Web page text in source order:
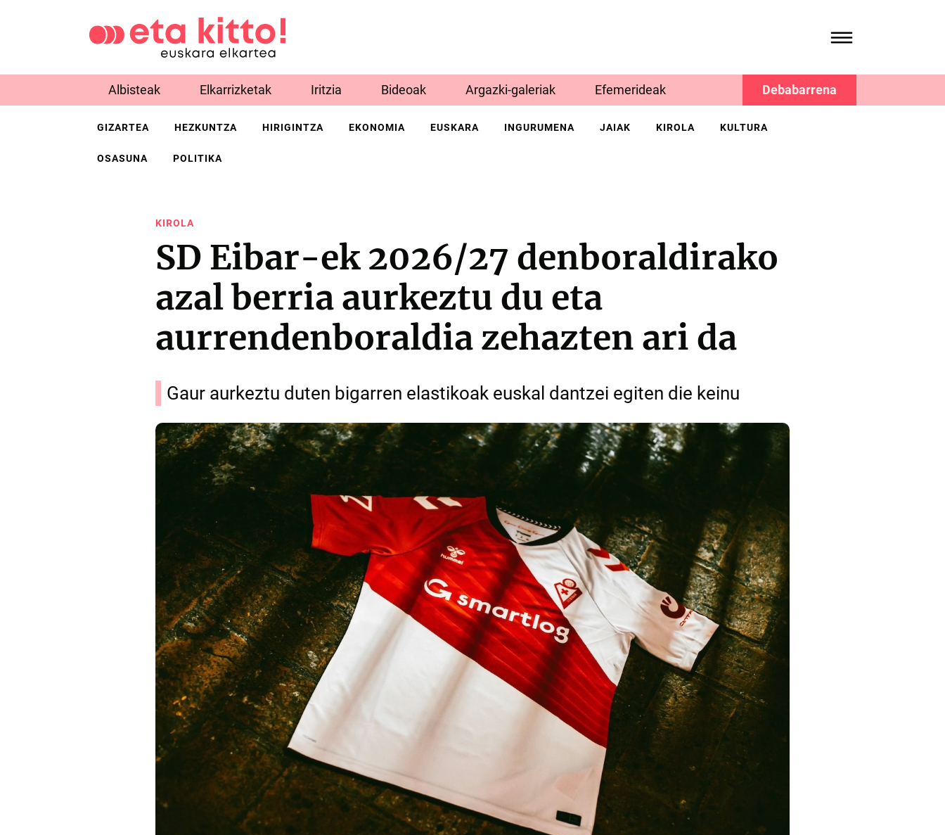
Albisteak Elkarrizketak Iritzia Bideoak Argazki-galeriak Efemerideak Debabarrena
GIZARTEA HEZKUNTZA HIRIGINTZA EKONOMIA EUSKARA INGURUMENA JAIAK KIROLA KULTURA
OSASUNA POLITIKA
KIROLA
SD Eibar-ek 2026/27 denboraldirako
azal berria aurkeztu du eta
aurrendenboraldia zehazten ari da
Gaur aurkeztu duten bigarren elastikoak euskal dantzei egiten die keinu